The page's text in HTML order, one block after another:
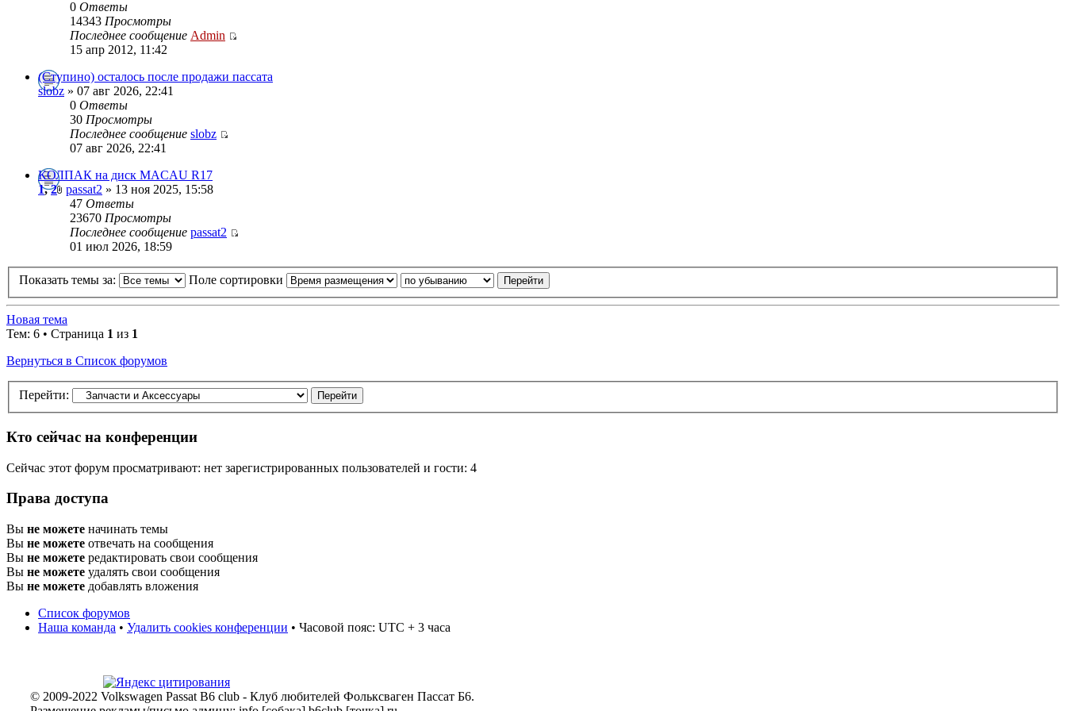
0 Ответы
14343 Просмотры
Последнее сообщение Admin
15 апр 2012, 11:42
(Ступино) осталось после продажи пассата
slobz » 07 авг 2026, 22:41
0 Ответы
30 Просмотры
Последнее сообщение slobz
07 авг 2026, 22:41
КОЛПАК на диск MAСAU R17
1,2 passat2 » 13 ноя 2025, 15:58
47 Ответы
23670 Просмотры
Последнее сообщение passat2
01 июл 2026, 18:59
Показать темы за: Поле сортировки
Новая тема
Тем: 6 • Страница 1 из 1
Вернуться в Список форумов
Перейти:
Кто сейчас на конференции
Сейчас этот форум просматривают: нет зарегистрированных пользователей и гости: 4
Права доступа
Вы не можете начинать темы
Вы не можете отвечать на сообщения
Вы не можете редактировать свои сообщения
Вы не можете удалять свои сообщения
Вы не можете добавлять вложения
Список форумов
Наша команда • Удалить cookies конференции • Часовой пояс: UTC + 3 часа
© 2009-2022 Volkswagen Passat B6 club - Клуб любителей Фольксваген Пассат Б6.